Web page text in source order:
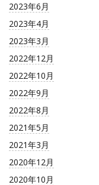
2023年6月
2023年4月
2023年3月
2022年12月
2022年10月
2022年9月
2022年8月
2021年5月
2021年3月
2020年12月
2020年10月